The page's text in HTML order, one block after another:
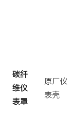
碳纤
维仪
表罩
原厂仪
表壳